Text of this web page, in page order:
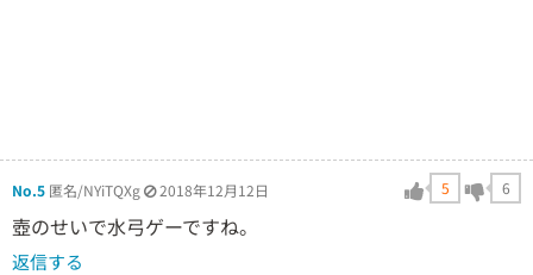
No.5 匿名/NYiTQXg 2018年12月12日 5 6
壺のせいで水弓ゲーですね。
返信する